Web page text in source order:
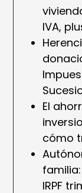
IVA,
El
cómo
IRPF